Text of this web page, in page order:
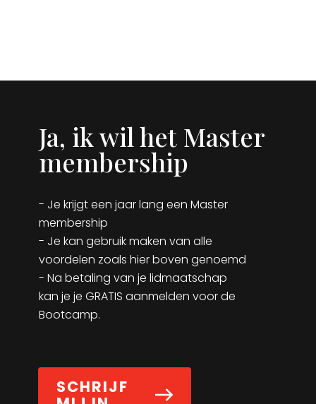
Ja, ik wil het Master
membership
- Je krijgt een jaar lang een Master
membership
- Je kan gebruik maken van alle
voordelen zoals hier boven genoemd
- Na betaling van je lidmaatschap
kan je je GRATIS aanmelden voor de
Bootcamp.
SCHRIJF